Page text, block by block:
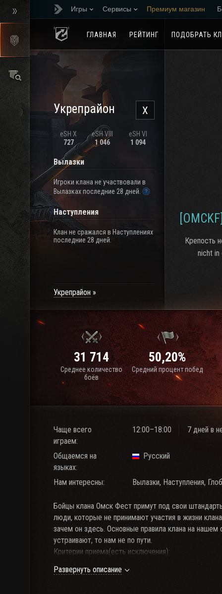
Игры Сервисы Премиум магазин
ГЛАВНАЯ
РЕЙТИНГ ПОДОБРАТЬ
X
Укрепрайон
eSH X
727
eSH VIII
1 046
eSH VI
1 094
Вылазки
Игроки клана не участвовали в
Вылазках последние 28 дней.
Наступления
Клан не сражался в Наступлениях
последние 28 дней.
Укрепрайон
Крепость
nicht in
31 714
Среднее количество
боёв
50,20%
Средний процент побед
Чаще всего
играем:
12:00–18:00 7 дней в
Общаемся на
языках:
Русский
Нам интересны: Вылазки, Наступления,
Бойцы клана Омск Фест примут под свои
люди, которые не принимают участия в жизни
зачем он здесь. Основные правила клана на
устраивают, то нам не по пути.
Критерии приема(есть исключения):
2. Наличие профильной техники ГК, УР - 6,8,10
Развернуть описание